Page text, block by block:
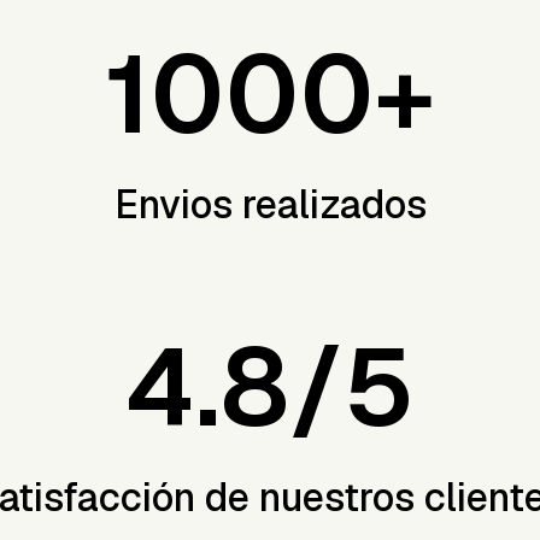
1000+
Envios realizados
4.8/5
de nuestros